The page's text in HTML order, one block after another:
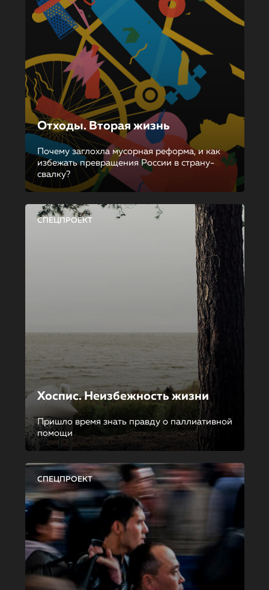
Отходы. Вторая жизнь
Почему заглохла мусорная реформа, и как
избежать превращения России в страну-
свалку?
СПЕЦПРОЕКТ
Хоспис. Неизбежность жизни
Пришло время знать правду о паллиативной
помощи
СПЕЦПРОЕКТ